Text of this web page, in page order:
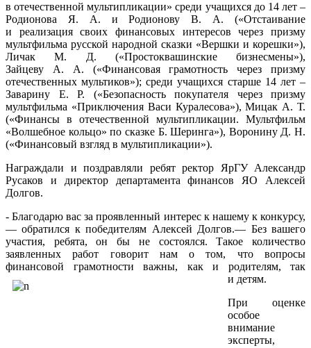
в отечественной мультипликации» среди учащихся до 14 лет –
Родионова Я. А. и Родионову В. А. («Отстаивание
и реализация своих финансовых интересов через призму
мультфильма русской народной сказки «Вершки и корешки»),
Личак М. Д. («Простоквашинские бизнесмены»),
Зайцеву А. А. («Финансовая грамотность через призму
отечественных мультиков»); среди учащихся старше 14 лет –
Заварину Е. Р. («Безопасность покупателя через призму
мультфильма «Приключения Васи Куралесова»), Мицак А. Т.
(«Финансы в отечественной мультипликации. Мультфильм
«Волшебное кольцо» по сказке Б. Шеринга»), Воронину Д. Н.
(«Финансовый взгляд в мультипликации»).
Награждали и поздравляли ребят ректор ЯрГУ Александр
Русаков и директор департамента финансов ЯО Алексей
Долгов.
- Благодарю вас за проявленный интерес к нашему к конкурсу,
— обратился к победителям Алексей Долгов.— Без вашего
участия, ребята, он бы не состоялся. Такое количество
заявленных работ говорит нам о том, что вопросы
финансовой грамотности важны, как и родителям, так
и детям.
При оценке
особое
внимание
эксперты,